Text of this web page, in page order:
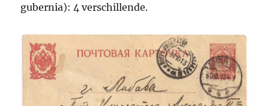
gubernia): 4 verschillende.